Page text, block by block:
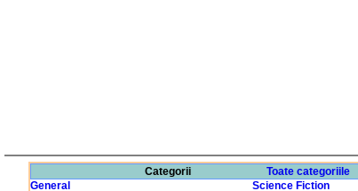
Categorii
Toate categoriile
General
Science Fiction